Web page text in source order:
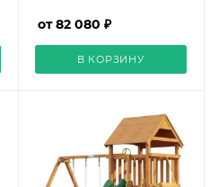
от 82 080 ₽
В КОРЗИНУ